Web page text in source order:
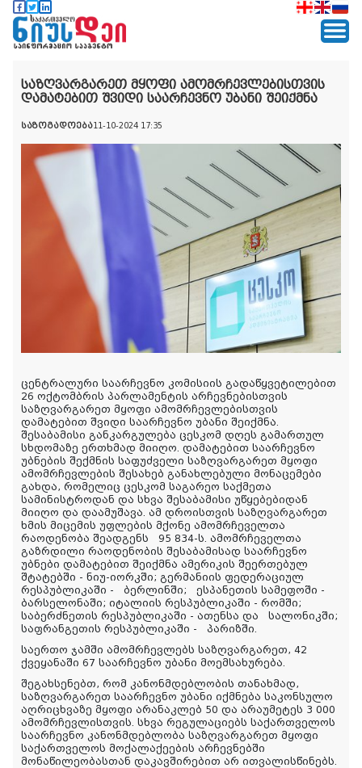
საზღვარგარეთ მყოფი ამომრჩევლებისთვის
დამატებით შვიდი საარჩევნო უბანი შეიქმნა
საზოგადოება11-10-2024 17:35
ცენტრალური საარჩევნო კომისიის გადაწყვეტილებით
26 ოქტომბრის პარლამენტის არჩევნებისთვის
საზღვარგარეთ მყოფი ამომრჩევლებისთვის
დამატებით შვიდი საარჩევნო უბანი შეიქმნა.
შესაბამისი განკარგულება ცესკომ დღეს გამართულ
სხდომაზე ერთხმად მიიღო. დამატებით საარჩევნო
უბნების შექმნის საფუძველი საზღვარგარეთ მყოფი
ამომრჩევლების შესახებ განახლებული მონაცემები
გახდა, რომელიც ცესკომ საგარეო საქმეთა
სამინისტროდან და სხვა შესაბამისი უწყებებიდან
მიიღო და დაამუშავა. ამ დროისთვის საზღვარგარეთ
ხმის მიცემის უფლების მქონე ამომრჩეველთა
რაოდენობა შეადგენს 95 834-ს. ამომრჩეველთა
გაზრდილი რაოდენობის შესაბამისად საარჩევნო
უბნები დამატებით შეიქმნა ამერიკის შეერთებულ
შტატებში - ნიუ-იორკში; გერმანიის ფედერაციულ
რესპუბლიკაში -
ბერლინში; ესპანეთის სამეფოში -
ბარსელონაში; იტალიის რესპუბლიკაში - რომში;
საბერძნეთის რესპუბლიკაში - ათენსა და სალონიკში;
საფრანგეთის რესპუბლიკაში - პარიზში.
საერთო ჯამში ამომრჩევლებს საზღვარგარეთ, 42
ქვეყანაში 67 საარჩევნო უბანი მოემსახურება.
შეგახსენებთ, რომ კანონმდებლობის თანახმად,
საზღვარგარეთ საარჩევნო უბანი იქმნება საკონსულო
აღრიცხვაზე მყოფი არანაკლებ 50 და არაუმეტეს 3 000
ამომრჩევლისთვის. სხვა რეგულაციებს საქართველოს
საარჩევნო კანონმდებლობა საზღვარგარეთ მყოფი
საქართველოს მოქალაქეების არჩევნებში
მონაწილეობასთან დაკავშირებით არ ითვალისწინებს.